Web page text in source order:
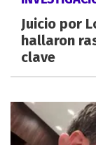
Juicio por
hallaron
clave